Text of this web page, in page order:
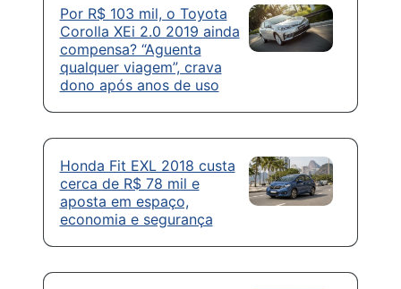
Por R$ 103 mil, o Toyota
Corolla XEi 2.0 2019 ainda
compensa? “Aguenta
qualquer viagem”, crava
dono após anos de uso
Honda Fit EXL 2018 custa
cerca de R$ 78 mil e
aposta em espaço,
economia e segurança